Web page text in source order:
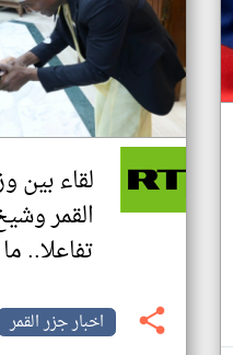
لقاء بين
القمر
تفاعلا..
اخبار جزر القمر